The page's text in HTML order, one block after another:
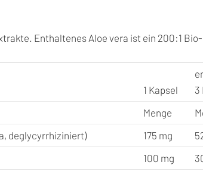
Enthaltenes Aloe vera ist ein 200:1
1 Kapsel
3
Menge
deglycyrrhiziniert)
175 mg
100 mg